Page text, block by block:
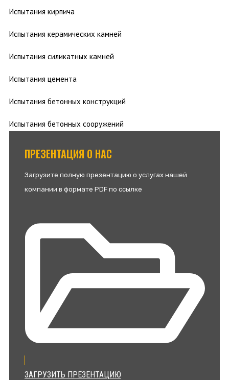
Испытания кирпича
Испытания керамических камней
Испытания силикатных камней
Испытания цемента
Испытания бетонных конструкций
Испытания бетонных сооружений
ПРЕЗЕНТАЦИЯ О НАС
Загрузите полную презентацию о услугах нашей
компании в формате PDF по ссылке
ЗАГРУЗИТЬ ПРЕЗЕНТАЦИЮ